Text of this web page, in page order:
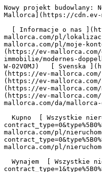
Nowy projekt budowlany: Nowoczesny dom w zabudowie bliźniaczej z częściowym widokiem na morze w Bahia Azul - Engel &amp; Völkers Mallorca                [ ![EV Mallorca](https://cdn.ev-mallorca.com/images/web/EV_Logo_RGB.svg) ](https://ev-mallorca.com/pl)  Mallorca  

  [ Informacje o nas ](https://ev-mallorca.com/pl/o-nas) [ Majorka Informacje ](https://ev-mallorca.com/pl/o-majorce) [ Kontakt ](https://ev-mallorca.com/pl/lokalizacje-biur) [ Sprzedaj nieruchomość ](https://ev-mallorca.com/pl/sprzedaj-nieruchomosc-majorce) [    Moje konto  ](https://ev-mallorca.com/pl/moje-konto)   Polski       [ English ](https://ev-mallorca.com/en/mallorca-property/modern-semi-detached-house-in-bahia-azul-W-02V0MJ)   [ Español ](https://ev-mallorca.com/es/inmueble-mallorca/moderno-pareado-con-vistas-parciales-al-mar-W-02V0MJ)   [ Deutsch ](https://ev-mallorca.com/de/mallorca-immobilie/modernes-doppelhaus-mit-teil-meerblick-W-02V0MJ)   [ Català ](https://ev-mallorca.com/ca/immoble-mallorca/casa-adossada-moderna-amb-vistes-parcials-al-mar-W-02V0MJ)   [ Svenska ](https://ev-mallorca.com/sv/mallorca-fastighet/nybyggnadsprojekt-modernt-parhus-med-delvis-havsutsikt-i-bahia-azul-W-02V0MJ)   [ Français ](https://ev-mallorca.com/fr/bien-majorque/projet-de-construction-maison-jumelee-moderne-avec-vue-partielle-sur-la-mer-a-bahia-azul-W-02V0MJ)    [ Italiano ](https://ev-mallorca.com/it/immobili-maiorca/progetto-di-nuova-costruzione-moderna-casa-bifamiliare-con-vista-parziale-sul-mare-a-bahia-azul-W-02V0MJ)   [ Dutch ](https://ev-mallorca.com/nl/mallorca-eigendom/